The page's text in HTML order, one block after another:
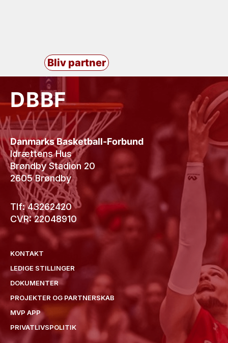
Bliv partner
DBBF
Danmarks Basketball-Forbund
Idrættens Hus
Brøndby Stadion 20
2605 Brøndby
Tlf: 43262420
CVR: 22048910
KONTAKT
LEDIGE STILLINGER
DOKUMENTER
PROJEKTER OG PARTNERSKAB
MVP APP
PRIVATLIVSPOLITIK